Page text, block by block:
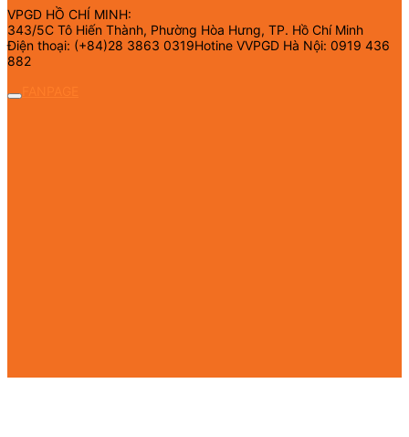
VPGD HỒ CHÍ MINH:
343/5C Tô Hiến Thành, Phường Hòa Hưng, TP. Hồ Chí Minh
Điện thoại: (+84)28 3863 0319Hotine VVPGD Hà Nội: 0919 436
882